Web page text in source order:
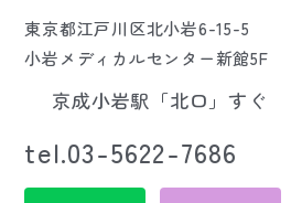
東京都江戸川区北小岩6-15-5
小岩メディカルセンター新館5F
京成小岩駅「北口」すぐ
tel.03-5622-7686